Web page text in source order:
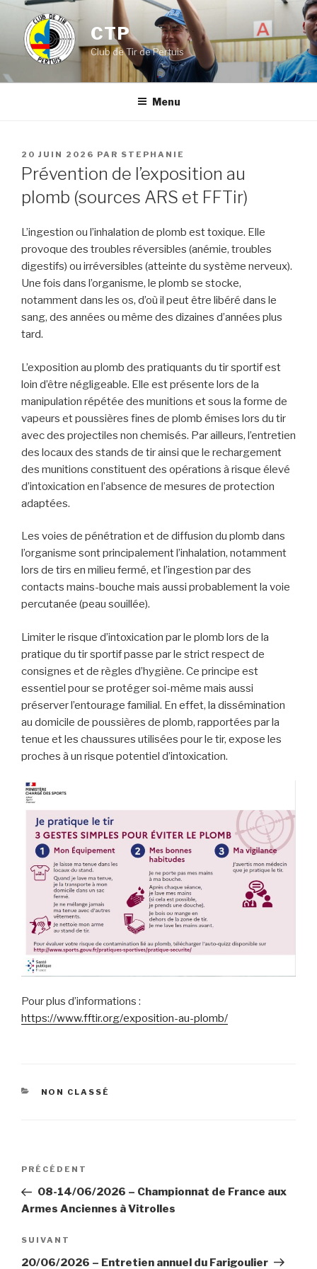
contenu
principal
CTP
Club de Tir de Pertuis
Menu
PUBLIÉ
LE
20 JUIN 2026 PAR STEPHANIE
Prévention de l’exposition au
plomb (sources ARS et FFTir)
L’ingestion ou l’inhalation de plomb est toxique. Elle
provoque des troubles réversibles (anémie, troubles
digestifs) ou irréversibles (atteinte du système nerveux).
Une fois dans l’organisme, le plomb se stocke,
notamment dans les os, d’où il peut être libéré dans le
sang, des années ou même des dizaines d’années plus
tard.
L’exposition au plomb des pratiquants du tir sportif est
loin d’être négligeable. Elle est présente lors de la
manipulation répétée des munitions et sous la forme de
vapeurs et poussières fines de plomb émises lors du tir
avec des projectiles non chemisés. Par ailleurs, l’entretien
des locaux des stands de tir ainsi que le rechargement
des munitions constituent des opérations à risque élevé
d’intoxication en l’absence de mesures de protection
adaptées.
Les voies de pénétration et de diffusion du plomb dans
l’organisme sont principalement l’inhalation, notamment
lors de tirs en milieu fermé, et l’ingestion par des
contacts mains-bouche mais aussi probablement la voie
percutanée (peau souillée).
Limiter le risque d’intoxication par le plomb lors de la
pratique du tir sportif passe par le strict respect de
consignes et de règles d’hygiène. Ce principe est
essentiel pour se protéger soi-même mais aussi
préserver l’entourage familial. En effet, la dissémination
au domicile de poussières de plomb, rapportées par la
tenue et les chaussures utilisées pour le tir, expose les
proches à un risque potentiel d’intoxication.
Pour plus d’informations :
https://www.fftir.org/exposition-au-plomb/
CATÉGORIES
NON CLASSÉ
Navigation
l’article
Article
précédent
PRÉCÉDENT
08-14/06/2026 – Championnat de France aux
Armes Anciennes à Vitrolles
Article
suivant
SUIVANT
20/06/2026 – Entretien annuel du Farigoulier